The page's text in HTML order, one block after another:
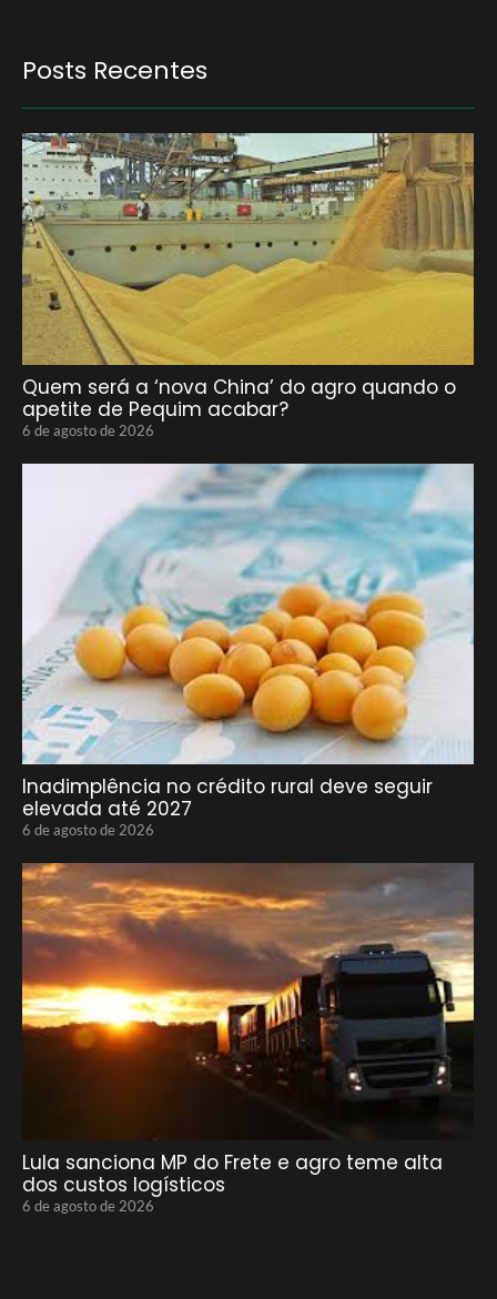
Posts Recentes
Quem será a ‘nova China’ do agro quando o
apetite de Pequim acabar?
6 de agosto de 2026
Inadimplência no crédito rural deve seguir
elevada até 2027
6 de agosto de 2026
Lula sanciona MP do Frete e agro teme alta
dos custos logísticos
6 de agosto de 2026